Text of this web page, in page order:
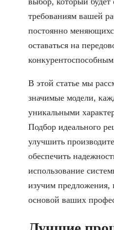
требованиям вашей
постоянно
оставаться на
В этой статье мы
значимые модели,
уникальными
Подбор идеального
улучшить
обеспечить
использование
изучим предложения,
основой ваших